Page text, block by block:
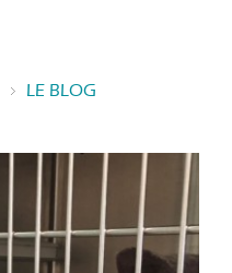
LE BLOG